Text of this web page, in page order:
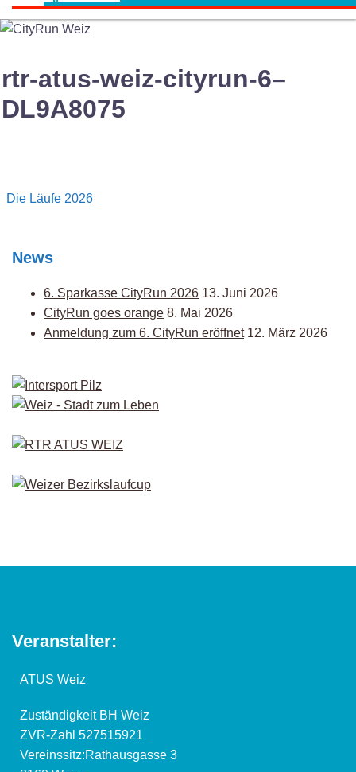
rtr-atus-weiz-cityrun-6–
DL9A8075
Post
Die Läufe 2026
News
6. Sparkasse CityRun 2026 13. Juni 2026
CityRun goes orange 8. Mai 2026
Anmeldung zum 6. CityRun eröffnet 12. März 2026
Veranstalter:
ATUS Weiz
Zuständigkeit BH Weiz
ZVR-Zahl 527515921
Vereinssitz:Rathausgasse 3